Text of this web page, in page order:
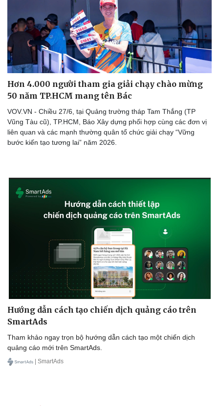
Doanh nghiệp
Thông tin doanh nghiệp
Doanh nghiệp 24h
Doanh nhân
Vì cộng đồng
Công nghệ
Sành điệu
Tin Công nghệ
Trải nghiệm
Chuyển đổi số
Hơn 4.000 người tham gia giải chạy chào mừng
50 năm TP.HCM mang tên Bác
VOV.VN - Chiều 27/6, tại Quảng trường tháp Tam Thắng (TP
Vũng Tàu cũ), TP.HCM, Báo Xây dựng phối hợp cùng các đơn vị
liên quan và các mạnh thường quân tổ chức giải chạy “Vững
bước kiến tạo tương lai” năm 2026.
Hướng dẫn cách tạo chiến dịch quảng cáo trên
SmartAds
Tham khảo ngay trọn bộ hướng dẫn cách tạo một chiến dịch
quảng cáo mới trên SmartAds.
| SmartAds